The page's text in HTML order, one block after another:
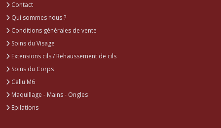
Contact
Qui sommes nous ?
Conditions générales de vente
Soins du Visage
Extensions cils / Rehaussement de cils
Soins du Corps
Cellu M6
Maquillage - Mains - Ongles
Epilations